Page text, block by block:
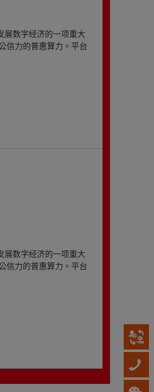
展数字经济的一项重大
信力的普惠算力。平台
展数字经济的一项重大
信力的普惠算力。平台